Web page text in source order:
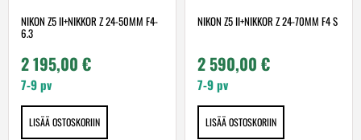
NIKON Z5 II+NIKKOR Z 24-50MM F4-
6.3
2 195,00 €
7-9 pv
LISÄÄ OSTOSKORIIN
NIKON Z5 II+NIKKOR Z 24-70MM F4 S
2 590,00 €
7-9 pv
LISÄÄ OSTOSKORIIN